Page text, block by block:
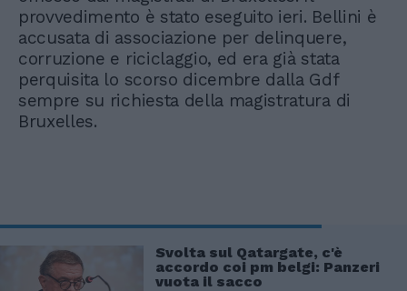
provvedimento è stato eseguito ieri. Bellini è
accusata di associazione per delinquere,
corruzione e riciclaggio, ed era già stata
perquisita lo scorso dicembre dalla Gdf
sempre su richiesta della magistratura di
Bruxelles.
Svolta sul Qatargate, c'è
accordo coi pm belgi: Panzeri
vuota il sacco